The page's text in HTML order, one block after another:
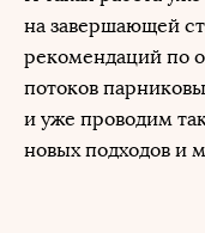
на завершающей
рекомендаций по
потоков
и уже проводим
новых подходов и